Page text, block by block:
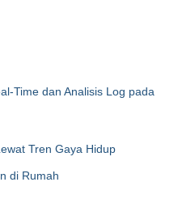
Time dan Analisis Log pada
Tren Gaya Hidup
di Rumah